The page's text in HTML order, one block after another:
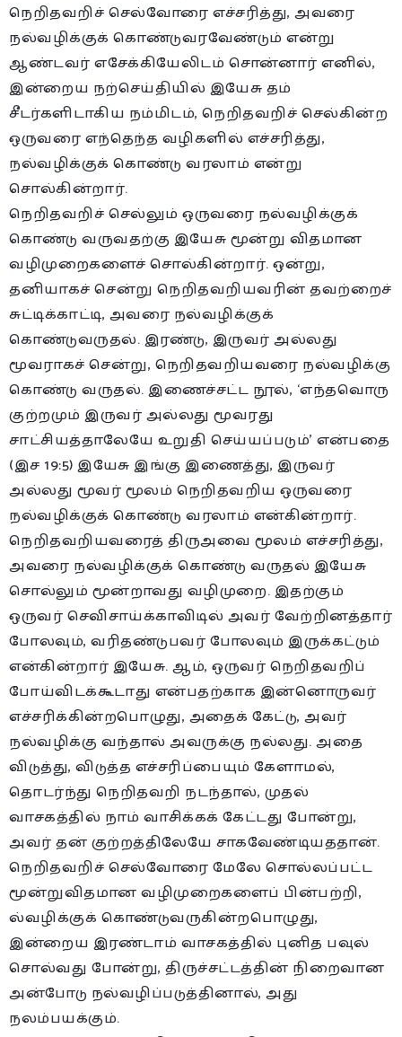
நெறிதவறிச் செல்வோரை எச்சரித்து, அவரை
நல்வழிக்குக் கொண்டுவரவேண்டும் என்று
ஆண்டவர் எசேக்கியேலிடம் சொன்னார் எனில்,
இன்றைய நற்செய்தியில் இயேசு தம்
சீடர்களிடாகிய நம்மிடம், நெறிதவறிச் செல்கின்ற
ஒருவரை எந்தெந்த வழிகளில் எச்சரித்து,
நல்வழிக்குக் கொண்டு வரலாம் என்று
சொல்கின்றார்.
நெறிதவறிச் செல்லும் ஒருவரை நல்வழிக்குக்
கொண்டு வருவதற்கு இயேசு மூன்று விதமான
வழிமுறைகளைச் சொல்கின்றார். ஒன்று,
தனியாகச் சென்று நெறிதவறியவரின் தவற்றைச்
சுட்டிக்காட்டி, அவரை நல்வழிக்குக்
கொண்டுவருதல். இரண்டு, இருவர் அல்லது
மூவராகச் சென்று, நெறிதவறியவரை நல்வழிக்கு
கொண்டு வருதல். இணைச்சட்ட நூல், ‘எந்தவொரு
குற்றமும் இருவர் அல்லது மூவரது
சாட்சியத்தாலேயே உறுதி செய்யப்படும்’ என்பதை
(இச 19:5) இயேசு இங்கு இணைத்து, இருவர்
அல்லது மூவர் மூலம் நெறிதவறிய ஒருவரை
நல்வழிக்குக் கொண்டு வரலாம் என்கின்றார்.
நெறிதவறியவரைத் திருஅவை மூலம் எச்சரித்து,
அவரை நல்வழிக்குக் கொண்டு வருதல் இயேசு
சொல்லும் மூன்றாவது வழிமுறை. இதற்கும்
ஒருவர் செவிசாய்க்காவிடில் அவர் வேற்றினத்தார்
போலவும், வரிதண்டுபவர் போலவும் இருக்கட்டும்
என்கின்றார் இயேசு. ஆம், ஒருவர் நெறிதவறிப்
போய்விடக்கூடாது என்பதற்காக இன்னொருவர்
எச்சரிக்கின்றபொழுது, அதைக் கேட்டு, அவர்
நல்வழிக்கு வந்தால் அவருக்கு நல்லது. அதை
விடுத்து, விடுத்த எச்சரிப்பையும் கேளாமல்,
தொடர்ந்து நெறிதவறி நடந்தால், முதல்
வாசகத்தில் நாம் வாசிக்கக் கேட்டது போன்று,
அவர் தன் குற்றத்திலேயே சாகவேண்டியததான்.
நெறிதவறிச் செல்வோரை மேலே சொல்லப்பட்ட
மூன்றுவிதமான வழிமுறைகளைப் பின்பற்றி,
ல்வழிக்குக் கொண்டுவருகின்றபொழுது,
இன்றைய இரண்டாம் வாசகத்தில் புனித பவுல்
சொல்வது போன்று, திருச்சட்டத்தின் நிறைவான
அன்போடு நல்வழிப்படுத்தினால், அது
நலம்பயக்கும்.